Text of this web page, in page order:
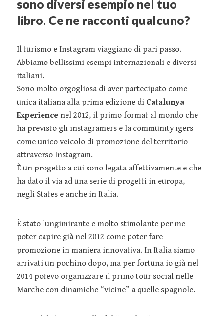
sono diversi esempio nel tuo
libro. Ce ne racconti qualcuno?
Il turismo e Instagram viaggiano di pari passo.
Abbiamo bellissimi esempi internazionali e diversi
italiani.
Sono molto orgogliosa di aver partecipato come
unica italiana alla prima edizione di Catalunya
Experience nel 2012, il primo format al mondo che
ha previsto gli instagramers e la community igers
come unico veicolo di promozione del territorio
attraverso Instagram.
È un progetto a cui sono legata affettivamente e che
ha dato il via ad una serie di progetti in europa,
negli States e anche in Italia.
È stato lungimirante e molto stimolante per me
poter capire già nel 2012 come poter fare
promozione in maniera innovativa. In Italia siamo
arrivati un pochino dopo, ma per fortuna io già nel
2014 potevo organizzare il primo tour social nelle
Marche con dinamiche “vicine” a quelle spagnole.